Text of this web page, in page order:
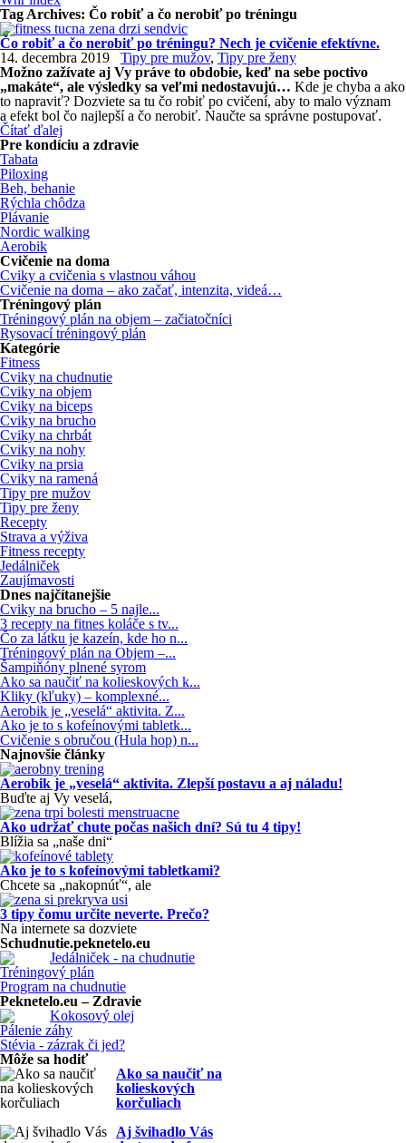
Tag Archives: Čo robiť a čo nerobiť po tréningu
Čo robiť a čo nerobiť po tréningu? Nech je cvičenie efektívne.
14. decembra 2019
Tipy pre mužov, Tipy pre ženy
Možno zažívate aj Vy práve to obdobie, keď na sebe poctivo
„makáte“, ale výsledky sa veľmi nedostavujú… Kde je chyba a ako
to napraviť? Dozviete sa tu čo robiť po cvičení, aby to malo význam
a efekt bol čo najlepší a čo nerobiť. Naučte sa správne postupovať.
Čítať ďalej
Pre kondíciu a zdravie
Tabata
Piloxing
Beh, behanie
Rýchla chôdza
Plávanie
Nordic walking
Aerobik
Cvičenie na doma
Cviky a cvičenia s vlastnou váhou
Cvičenie na doma – ako začať, intenzita, videá…
Tréningový plán
Tréningový plán na objem – začiatočníci
Rysovací tréningový plán
Kategórie
Fitness
Cviky na chudnutie
Cviky na objem
Cviky na biceps
Cviky na brucho
Cviky na chrbát
Cviky na nohy
Cviky na prsia
Cviky na ramená
Tipy pre mužov
Tipy pre ženy
Recepty
Strava a výživa
Fitness recepty
Jedálniček
Zaujímavosti
Dnes najčítanejšie
Cviky na brucho – 5 najle...
3 recepty na fitnes koláče s tv...
Čo za látku je kazeín, kde ho n...
Tréningový plán na Objem –...
Šampiňóny plnené syrom
Ako sa naučiť na kolieskových k...
Kliky (kľuky) – komplexné...
Aerobik je „veselá“ aktivita. Z...
Ako je to s kofeínovými tabletk...
Cvičenie s obručou (Hula hop) n...
Najnovšie články
Aerobik je „veselá“ aktivita. Zlepší postavu a aj náladu!
Buďte aj Vy veselá,
Ako udržať chute počas našich dní? Sú tu 4 tipy!
Blížia sa „naše dni“
Ako je to s kofeínovými tabletkami?
Chcete sa „nakopnúť“, ale
3 tipy čomu určite neverte. Prečo?
Na internete sa dozviete
Schudnutie.peknetelo.eu
Jedálniček - na chudnutie
Tréningový plán
Program na chudnutie
Peknetelo.eu – Zdravie
Kokosový olej
Pálenie záhy
Stévia - zázrak či jed?
Môže sa hodiť
Ako sa naučiť na
kolieskových
korčuliach
Aj švihadlo Vás